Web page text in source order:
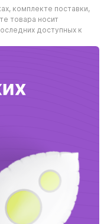
комплекте поставки,
товара носит
доступных к